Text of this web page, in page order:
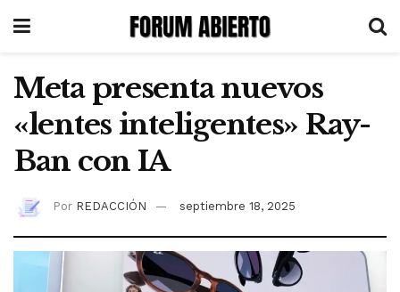
Meta presenta nuevos
«lentes inteligentes» Ray-
Ban con IA
Por REDACCIÓN septiembre 18, 2025